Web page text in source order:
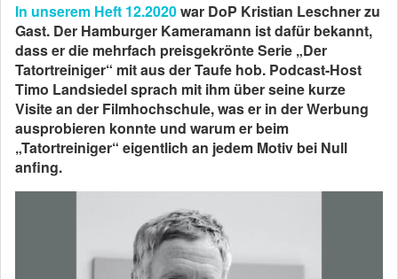
In unserem Heft 12.2020war DoP Kristian Leschner zu
Gast. Der Hamburger Kameramann ist dafür bekannt,
dass er die mehrfach preisgekrönte Serie „Der
Tatortreiniger“ mit aus der Taufe hob. Podcast-Host
Timo Landsiedel sprach mit ihm über seine kurze
Visite an der Filmhochschule, was er in der Werbung
ausprobieren konnte und warum er beim
„Tatortreiniger“ eigentlich an jedem Motiv bei Null
anfing.